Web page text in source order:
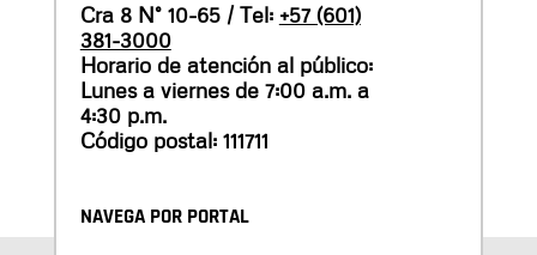
Cra 8 N° 10-65 / Tel: +57 (601)
381-3000
Horario de atención al público:
Lunes a viernes de 7:00 a.m. a
4:30 p.m.
Código postal: 111711
NAVEGA POR PORTAL